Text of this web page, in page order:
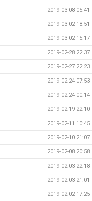
2019-03-08 05:41
2019-03-02 18:51
2019-03-02 15:17
2019-02-28 22:37
2019-02-27 22:23
2019-02-24 07:53
2019-02-24 00:14
2019-02-19 22:10
2019-02-11 10:45
2019-02-10 21:07
2019-02-08 20:58
2019-02-03 22:18
2019-02-03 21:01
2019-02-02 17:25